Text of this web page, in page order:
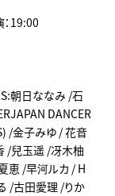
19:00
朝日ななみ /石
DANCER
/金子みゆ / 花音
/兒玉遥 /冴木柚
恵 /早河ルカ / H
/古田愛理 /りか